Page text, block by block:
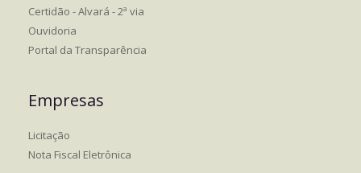
Certidão - Alvará - 2ª via
Ouvidoria
Portal da Transparência
Empresas
Licitação
Nota Fiscal Eletrônica